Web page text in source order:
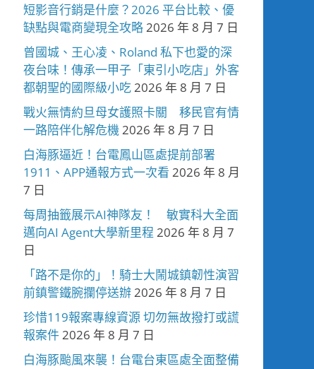
短影音行銷是什麼？2026 平台比較、優
缺點與電商變現全攻略2026 年 8 月 7 日
曾國城、王心凌、Roland 私下也愛的深
夜台味！傳承一甲子「東引小吃店」外客
都朝聖的國際級小吃2026 年 8 月 7 日
戰火無情約旦母女護照卡關 移民官有情
一路陪伴化解危機2026 年 8 月 7 日
白海豚逼近！台電鳳山區處提前部署
1911、APP通報方式一次看 2026 年 8 月
7 日
每周抽籤展示AI神隊友！ 敏實科大全面
邁向AI Agent大學新里程 2026 年 8 月 7
日
「路不是你的」！騎士大鬧城鎮韌性演習
前鎮警鐵腕攔停送辦2026 年 8 月 7 日
珍惜119報案專線資源 切勿無故撥打或謊
報案件2026 年 8 月 7 日
白海豚颱風來襲！台電台東區處全面整備